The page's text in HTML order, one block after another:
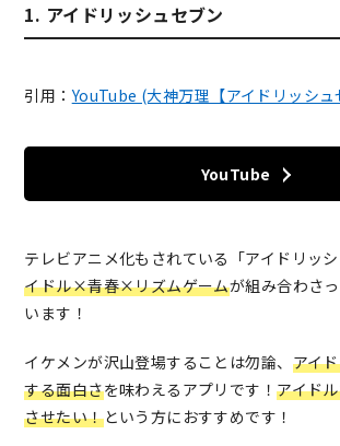
1. アイドリッシュセブン
引用：YouTube (大神万理【アイドリッシ
YouTube
テレビアニメ化もされている「アイドリッシ
イドル×青春×リズムゲームが組み合わさ
います！
イケメンが沢山登場することは勿論、 アイ
する面白さを味わえるアプリです！アイド
させたい！という方におすすめです！